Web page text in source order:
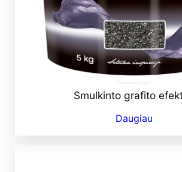
Smulkinto grafito
Daugiau